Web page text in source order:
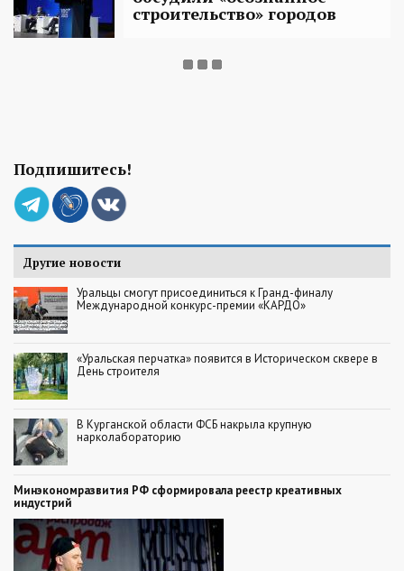
строительство» городов
Подпишитесь!
Другие новости
Уральцы смогут присоединиться к Гранд-финалу
Международной конкурс-премии «КАРДО»
«Уральская перчатка» появится в Историческом сквере в
День строителя
В Курганской области ФСБ накрыла крупную
нарколабораторию
Минэкономразвития РФ сформировала реестр креативных
индустрий